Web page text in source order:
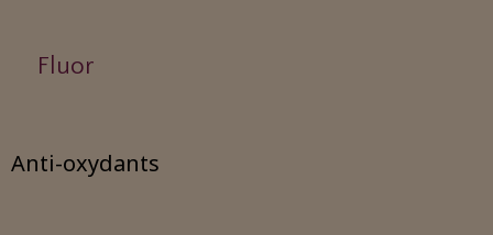
Fluor
Anti-oxydants